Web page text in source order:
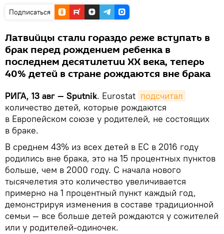
Подписаться
Латвийцы стали гораздо реже вступать в
брак перед рождением ребенка в
последнем десятилетии ХХ века, теперь
40% детей в стране рождаются вне брака
РИГА, 13 авг — Sputnik. Eurostat подсчитал
количество детей, которые рождаются
в Европейском союзе у родителей, не состоящих
в браке.
В среднем 43% из всех детей в ЕС в 2016 году
родились вне брака, это на 15 процентных пунктов
больше, чем в 2000 году. С начала нового
тысячелетия это количество увеличивается
примерно на 1 процентный пункт каждый год,
демонстрируя изменения в составе традиционной
семьи — все больше детей рождаются у сожителей
или у родителей-одиночек.